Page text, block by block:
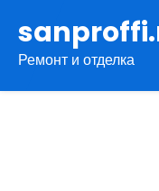
содержимому
Ремонт и отделка